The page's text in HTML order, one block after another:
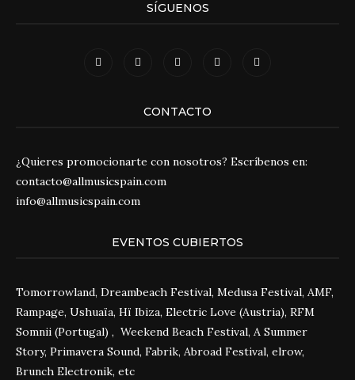
SÍGUENOS
CONTACTO
¿Quieres promocionarte con nosotros? Escríbenos en:
contacto@allmusicspain.com
info@allmusicspain.com
EVENTOS CUBIERTOS
Tomorrowland, Dreambeach Festival, Medusa Festival, AMF,
Rampage, Ushuaïa, Hï Ibiza, Electric Love (Austria), RFM
Somnii (Portugal) , Weekend Beach Festival, A Summer
Story, Primavera Sound, Fabrik, Abroad Festival, elrow,
Brunch Electronik, etc